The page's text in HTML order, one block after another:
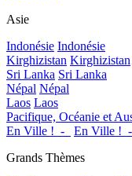
Asie
Indonésie Indonésie
Kirghizistan Kirghizistan
Sri Lanka Sri Lanka
Népal Népal
Laos Laos
Pacifique, Océanie et
En Ville !_-_
En Ville !_-_
Grands Thèmes